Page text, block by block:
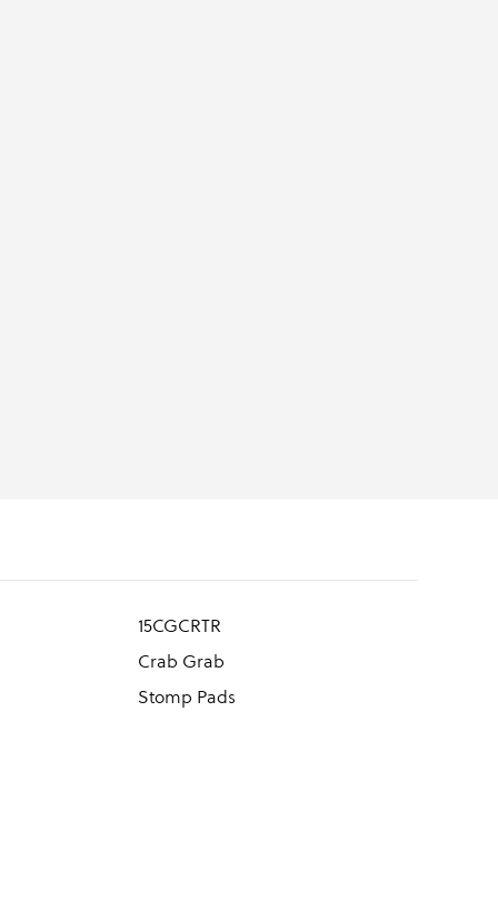
15CGCRTR
Crab Grab
Stomp Pads